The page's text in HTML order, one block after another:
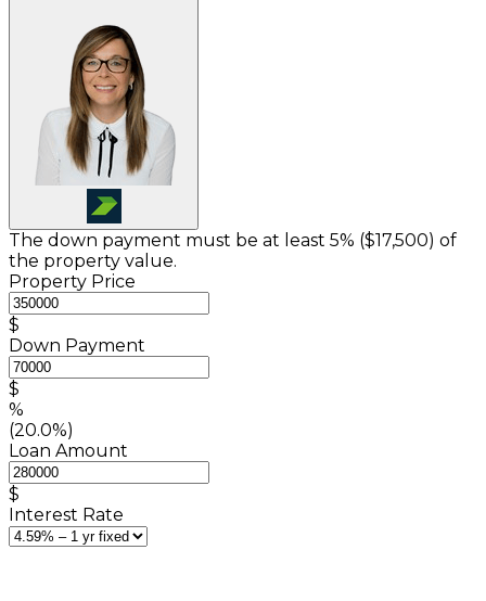
The down payment must be at least 5% ($17,500) of
the property value.
Property Price
$
Down Payment
$
%
(20.0%)
Loan Amount
$
Interest Rate